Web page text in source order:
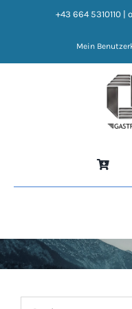
+43 664 5310110
Mein
HOME
NEWS